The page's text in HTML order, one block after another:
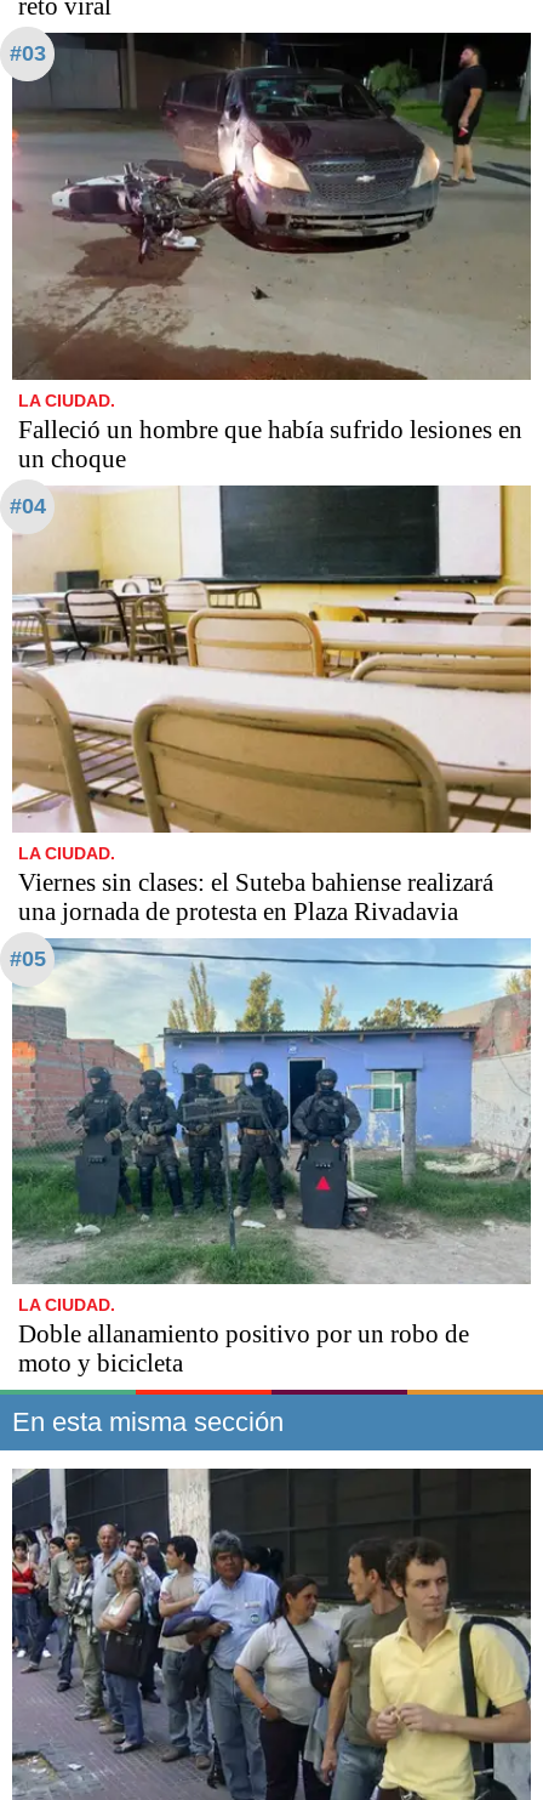
reto viral
#03
LA CIUDAD.
Falleció un hombre que había sufrido lesiones en
un choque
#04
LA CIUDAD.
Viernes sin clases: el Suteba bahiense realizará
una jornada de protesta en Plaza Rivadavia
#05
LA CIUDAD.
Doble allanamiento positivo por un robo de
moto y bicicleta
En esta misma sección